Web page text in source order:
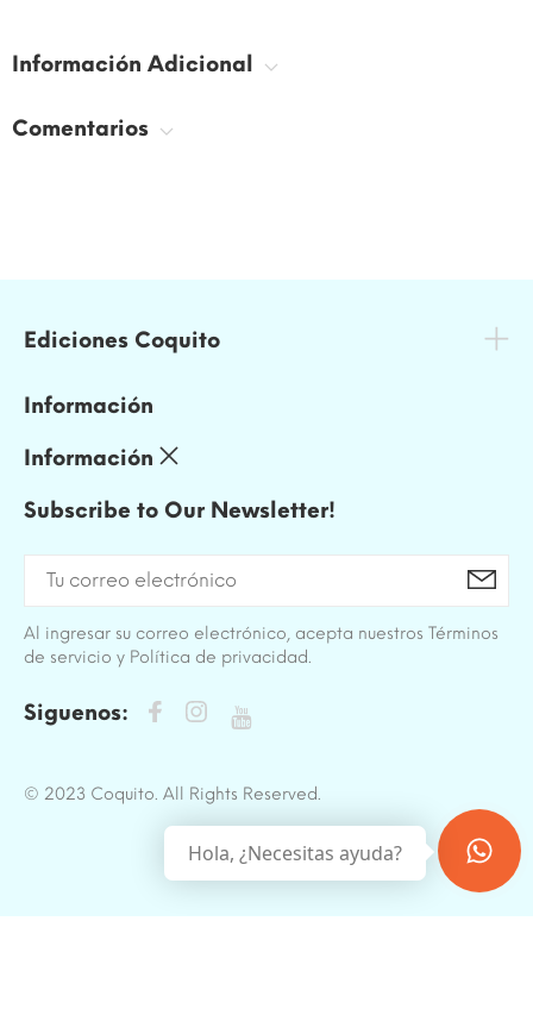
Información Adicional
Comentarios
Ediciones Coquito
Información
Información
Subscribe to Our Newsletter!
Al ingresar su correo electrónico, acepta nuestros Términos
de servicio y Política de privacidad.
Siguenos:
© 2023 Coquito. All Rights Reserved.
Hola, ¿Necesitas ayuda?